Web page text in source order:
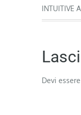
INTUITIVE
Devi essere